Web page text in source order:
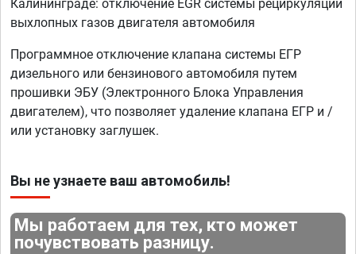
Калининграде: отключение EGR системы рециркуляции
выхлопных газов двигателя автомобиля
Программное отключение клапана системы ЕГР
дизельного или бензинового автомобиля путем
прошивки ЭБУ (Электронного Блока Управления
двигателем), что позволяет удаление клапана ЕГР и /
или установку заглушек.
Вы не узнаете ваш автомобиль!
Мы работаем для тех, кто может
почувствовать разницу.